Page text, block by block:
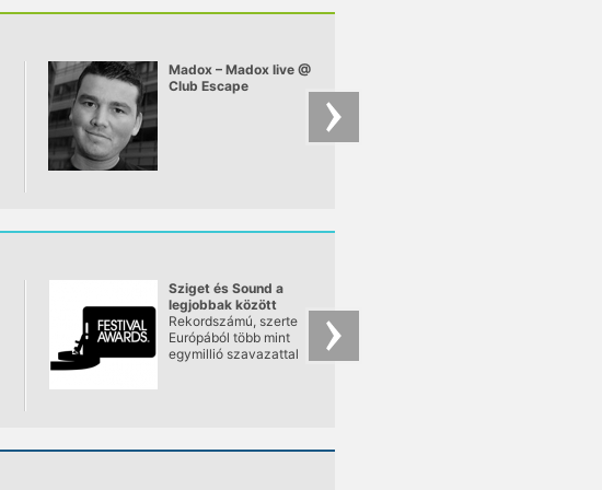
Madox – Madox live @
Club Escape
Sziget és Sound a
legjobbak között
Rekordszámú, szerte
Európából több mint
egymillió szavazattal
szavazása. A